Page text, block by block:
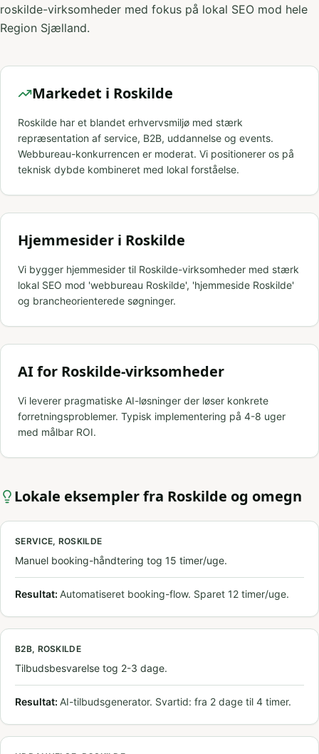
roskilde-virksomheder med fokus på lokal SEO mod hele
Region Sjælland.
Markedet i Roskilde
Roskilde har et blandet erhvervsmiljø med stærk
repræsentation af service, B2B, uddannelse og events.
Webbureau-konkurrencen er moderat. Vi positionerer os på
teknisk dybde kombineret med lokal forståelse.
Hjemmesider i Roskilde
Vi bygger hjemmesider til Roskilde-virksomheder med stærk
lokal SEO mod 'webbureau Roskilde', 'hjemmeside Roskilde'
og brancheorienterede søgninger.
AI for Roskilde-virksomheder
Vi leverer pragmatiske AI-løsninger der løser konkrete
forretningsproblemer. Typisk implementering på 4-8 uger
med målbar ROI.
Lokale eksempler fra Roskilde og omegn
SERVICE, ROSKILDE
Manuel booking-håndtering tog 15 timer/uge.
Resultat: Automatiseret booking-flow. Sparet 12 timer/uge.
B2B, ROSKILDE
Tilbudsbesvarelse tog 2-3 dage.
Resultat: AI-tilbudsgenerator. Svartid: fra 2 dage til 4 timer.